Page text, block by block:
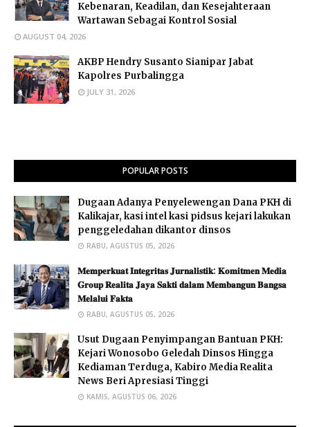
Kebenaran, Keadilan, dan Kesejahteraan
Wartawan Sebagai Kontrol Sosial
AUGUST 04, 2026
AKBP Hendry Susanto Sianipar Jabat
Kapolres Purbalingga
JULY 31, 2026
POPULAR POSTS
Dugaan Adanya Penyelewengan Dana PKH di
Kalikajar, kasi intel kasi pidsus kejari lakukan
penggeledahan dikantor dinsos
RABU, AGUSTUS 05, 2026
𝐌𝐞𝐦𝐩𝐞𝐫𝐤𝐮𝐚𝐭 𝐈𝐧𝐭𝐞𝐠𝐫𝐢𝐭𝐚𝐬 𝐉𝐮𝐫𝐧𝐚𝐥𝐢𝐬𝐭𝐢𝐤: 𝐊𝐨𝐦𝐢𝐭𝐦𝐞𝐧 𝐌𝐞𝐝𝐢𝐚
𝐆𝐫𝐨𝐮𝐩 𝐑𝐞𝐚𝐥𝐢𝐭𝐚 𝐉𝐚𝐲𝐚 𝐒𝐚𝐤𝐭𝐢 𝐝𝐚𝐥𝐚𝐦 𝐌𝐞𝐦𝐛𝐚𝐧𝐠𝐮𝐧 𝐁𝐚𝐧𝐠𝐬𝐚
𝐌𝐞𝐥𝐚𝐥𝐮𝐢 𝐅𝐚𝐤𝐭𝐚 ​
RABU, AGUSTUS 05, 2026
Usut Dugaan Penyimpangan Bantuan PKH:
Kejari Wonosobo Geledah Dinsos Hingga
Kediaman Terduga, Kabiro Media Realita
News Beri Apresiasi Tinggi
KAMIS, AGUSTUS 06, 2026